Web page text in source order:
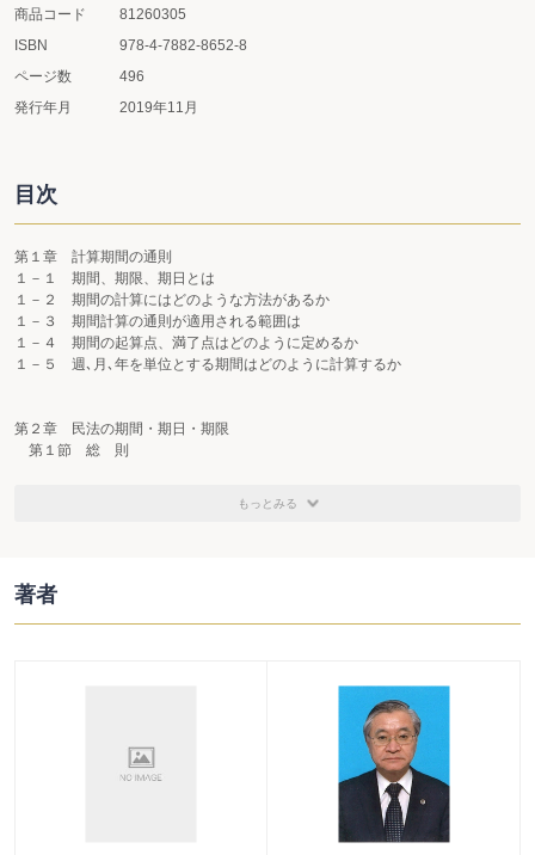
商品コード
81260305
ISBN
978-4-7882-8652-8
ページ数
496
発行年月
2019年11月
目次
第１章 計算期間の通則
１－１ 期間、期限、期日とは
１－２ 期間の計算にはどのような方法があるか
１－３ 期間計算の通則が適用される範囲は
１－４ 期間の起算点、満了点はどのように定めるか
１－５ 週､月､年を単位とする期間はどのように計算するか
第２章 民法の期間・期日・期限
第１節 総 則
２－４ 制限行為能力者の法律行為の相手方が、行為を追認するか否かを催告
する場合の確答期限は
２－５ 選任管理人はいつまでに財産目録を調製しなければならないか
第４ 法律行為
２－８ 意思表示の効力はいつ発生するか
２－９ 意思表示の通知が到達するのを、相手方が正当な理由なく妨げた場合
２－10 公示による意思表示は、相手方にいつ到達したことになるのか
もっとみる
著者